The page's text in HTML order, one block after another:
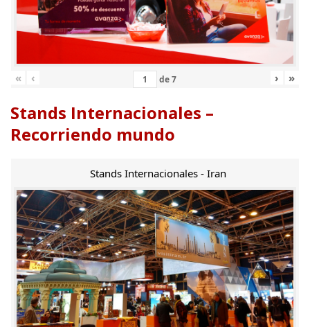
« ‹ de7 › »
Stands Internacionales –
Recorriendo mundo
Stands Internacionales - Iran